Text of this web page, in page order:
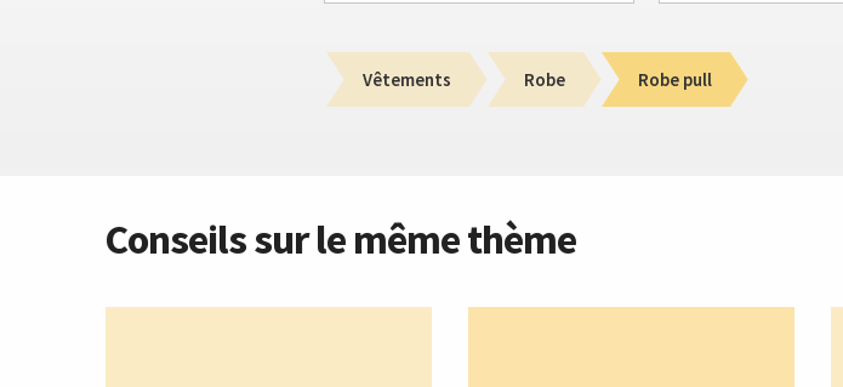
Vêtements Robe Robe pull
Conseils sur le même thème